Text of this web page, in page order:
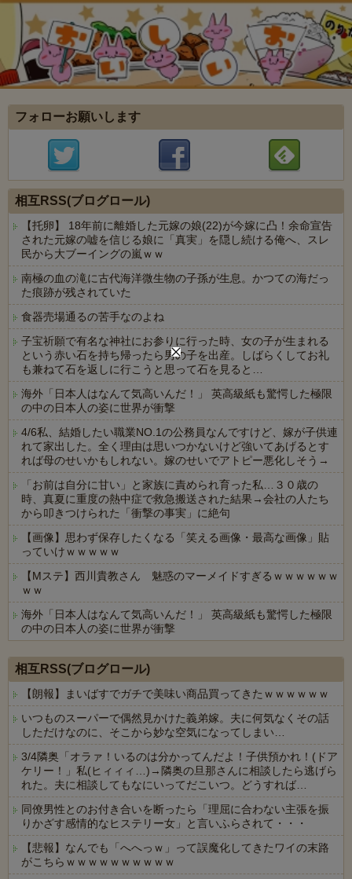
フォローお願いします
相互RSS(ブログロール)
【托卵】 18年前に離婚した元嫁の娘(22)が今嫁に凸！余命宣告
された元嫁の嘘を信じる娘に「真実」を隠し続ける俺へ、スレ
民から大ブーイングの嵐ｗｗ
南極の血の滝に古代海洋微生物の子孫が生息。かつての海だっ
た痕跡が残されていた
食器売場通るの苦手なのよね
子宝祈願で有名な神社にお参りに行った時、女の子が生まれる
という赤い石を持ち帰ったら男の子を出産。しばらくしてお礼
も兼ねて石を返しに行こうと思って石を見ると…
海外「日本人はなんて気高いんだ！」 英高級紙も驚愕した極限
の中の日本人の姿に世界が衝撃
4/6私、結婚したい職業NO.1の公務員なんですけど、嫁が子供連
れて家出した。全く理由は思いつかないけど強いてあげるとす
れば母のせいかもしれない。嫁のせいでアトピー悪化しそう→
「お前は自分に甘い」と家族に責められ育った私…３０歳の
時、真夏に重度の熱中症で救急搬送された結果→会社の人たち
から叩きつけられた「衝撃の事実」に絶句
【画像】思わず保存したくなる「笑える画像・最高な画像」貼
っていけｗｗｗｗｗ
【Mステ】西川貴教さん 魅惑のマーメイドすぎるｗｗｗｗｗｗ
ｗｗ
海外「日本人はなんて気高いんだ！」 英高級紙も驚愕した極限
の中の日本人の姿に世界が衝撃
相互RSS(ブログロール)
【朗報】まいばすでガチで美味い商品買ってきたｗｗｗｗｗｗ
いつものスーパーで偶然見かけた義弟嫁。夫に何気なくその話
しただけなのに、そこから妙な空気になってしまい…
3/4隣奥「オラァ！いるのは分かってんだよ！子供預かれ！(ドア
ケリー！」私(ヒィィィ…)→隣奥の旦那さんに相談したら逃げら
れた。夫に相談してもなにいってだこいつ。どうすれば…
同僚男性とのお付き合いを断ったら「理屈に合わない主張を振
りかざす感情的なヒステリー女」と言いふらされて・・・
【悲報】なんでも「へへっｗ」って誤魔化してきたワイの末路
がこちらｗｗｗｗｗｗｗｗｗｗ